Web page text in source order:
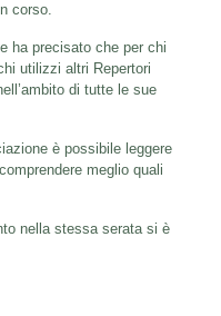
corso.
ha precisato che per chi
utilizzi altri Repertori
di tutte le sue
è possibile leggere
meglio quali
nella stessa serata si è